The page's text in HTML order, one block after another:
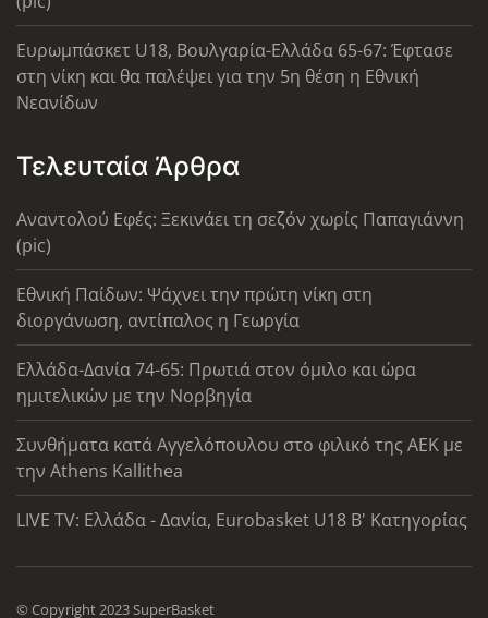
Ευρωμπάσκετ U18, Βουλγαρία-Ελλάδα 65-67: Έφτασε
στη νίκη και θα παλέψει για την 5η θέση η Εθνική
Νεανίδων
Τελευταία Άρθρα
Αναντολού Εφές: Ξεκινάει τη σεζόν χωρίς Παπαγιάννη
(pic)
Εθνική Παίδων: Ψάχνει την πρώτη νίκη στη
διοργάνωση, αντίπαλος η Γεωργία
Ελλάδα-Δανία 74-65: Πρωτιά στον όμιλο και ώρα
ημιτελικών με την Νορβηγία
Συνθήματα κατά Αγγελόπουλου στο φιλικό της ΑΕΚ με
την Athens Kallithea
LIVE TV: Ελλάδα - Δανία, Eurobasket U18 Β' Κατηγορίας
© Copyright 2023 SuperBasket